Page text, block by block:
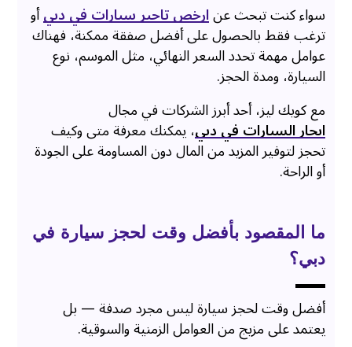
سواء كنت تبحث عنارخص تاجير سيارات في دبيأو
ترغب فقط بالحصول على أفضل صفقة ممكنة، فهناك
عوامل مهمة تحدد السعر النهائي، مثل الموسم، نوع
السيارة، ومدة الحجز.
مع كويك ليز، أحد أبرز الشركات في مجال
ايجار السيارات في دبي، يمكنك معرفة متى وكيف
تحجز لتوفير المزيد من المال دون المساومة على الجودة
أو الراحة.
ما المقصود بأفضل وقت لحجز سيارة في
دبي؟
أفضل وقت لحجز سيارة ليس مجرد صدفة — بل
يعتمد على مزيج من العوامل الزمنية والسوقية.